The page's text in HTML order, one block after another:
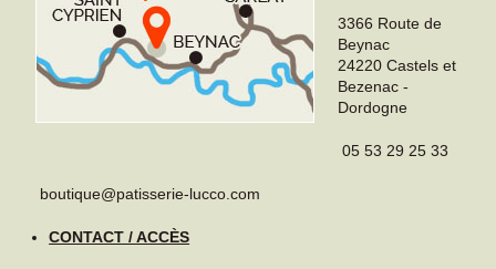
3366 Route de
Beynac
24220 Castels et
Bezenac -
Dordogne
05 53 29 25 33
boutique@patisserie-lucco.com
CONTACT / ACCÈS